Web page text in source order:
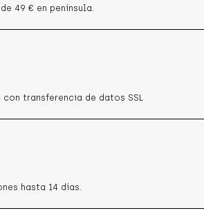
49 € en península.
transferencia de datos SSL
hasta 14 días.